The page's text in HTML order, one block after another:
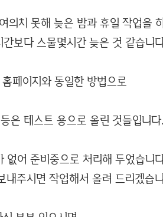
의치 못해 늦은 밤과 휴일 작업을
간보다 스물몇시간 늦은 것 같습니
페이지와 동일한 방법으로
은 테스트 용으로 올린 것들입니
없어 준비중으로 처리해 두었습니
내주시면 작업해서 올려 드리겠습